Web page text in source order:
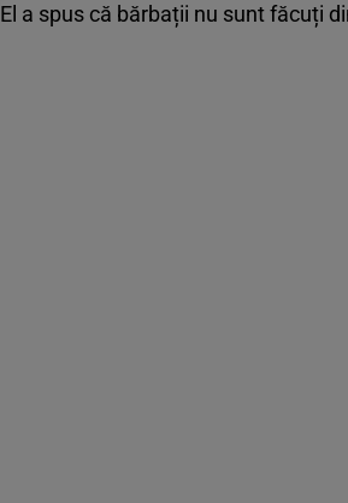
El a spus că bărbații nu sunt făcuți